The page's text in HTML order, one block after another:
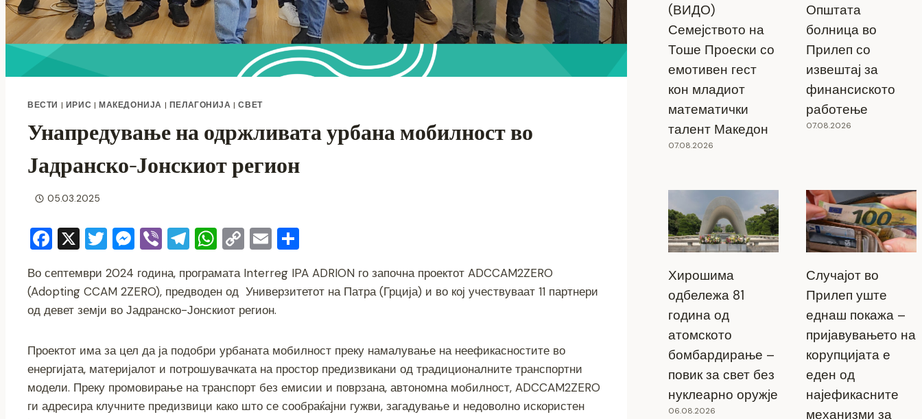
ВЕСТИ | ИРИС | МАКЕДОНИЈА | ПЕЛАГОНИЈА |СВЕТ
Унапредување на одржливата урбана мобилност во
Јадранско-Јонскиот регион
05.03.2025
F
c
e
o
o
k
X T
tt
er
M
ss
e
n
g
er
Vi
er
T
e
gr
m
W
at
s
p
p
C
p
y
n
k
E
ai
l
ar
e
Во септември 2024 година, програмата Interreg IPA ADRION го започна проектот ADCCAM2ZERO
(Adopting CCAM 2ZERO), предводен од Универзитетот на Патра (Грција) и во кој учествуваат 11 партнери
од девет земји во Јадранско-Јонскиот регион.
Проектот има за цел да ја подобри урбаната мобилност преку намалување на неефикасностите во
енергијата, материјалот и потрошувачката на простор предизвикани од традиционалните транспортни
модели. Преку промовирање на транспорт без емисии и поврзана, автономна мобилност, ADCCAM2ZERO
ги адресира клучните предизвици како што се сообраќајни гужви, загадување и недоволно искористен
(ВИДО)
Семејството на
Тоше Проески со
емотивен гест
кон младиот
математички
талент Македон
07.08.2026
Општата
болница во
Прилеп со
извештај за
финансиското
работење
07.08.2026
Хирошима
одбележа 81
година од
атомското
бомбардирање –
повик за свет без
нуклеарно оружје
06.08.2026
Случајот во
Прилеп уште
еднаш покажа –
пријавувањето на
корупцијата е
еден од
најефикасните
механизми за